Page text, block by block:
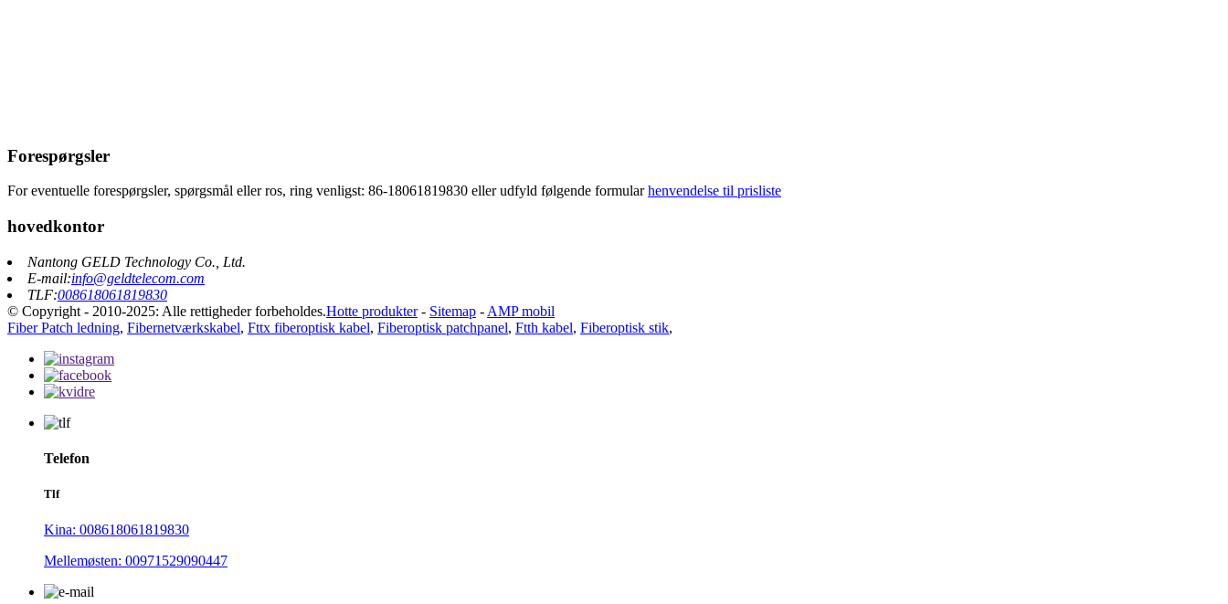
Forespørgsler
For eventuelle forespørgsler, spørgsmål eller ros, ring venligst: 86-18061819830 eller udfyld følgende formular henvendelse til prisliste
hovedkontor
Nantong GELD Technology Co., Ltd.
E-mail:info@geldtelecom.com
TLF:008618061819830
© Copyright - 2010-2025: Alle rettigheder forbeholdes.Hotte produkter- Sitemap - AMP mobil
Fiber Patch ledning, Fibernetværkskabel, Fttx fiberoptisk kabel, Fiberoptisk patchpanel, Ftth kabel, Fiberoptisk stik,
Telefon
Tlf
Kina: 008618061819830
Mellemøsten: 00971529090447